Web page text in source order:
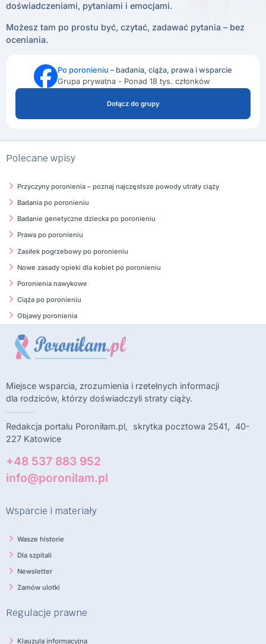
doświadczeniami, pytaniami i emocjami.
Możesz tam po prostu być, czytać, zadawać pytania – bez
oceniania.
Po poronieniu – badania, ciąża, prawa i wsparcie
Grupa prywatna - Ponad 18 tys. członków
Dołącz do grupy
Miejsce wsparcia, zrozumienia i rzetelnych informacji
dla rodziców, którzy doświadczyli straty ciąży.
Redakcja portalu Poroniłam.pl, skrytka pocztowa 2541, 40-
227 Katowice
+48 537 883 952
info@poronilam.pl
Polecane wpisy
Przyczyny poronienia – poznaj najczęstsze powody utraty ciąży
Badania po poronieniu
Badanie genetyczne dziecka po poronieniu
Prawa po poronieniu
Zasiłek pogrzebowy po poronieniu
Nowe zasady opieki dla kobiet po poronieniu
Poronienia nawykowe
Ciąża po poronieniu
Objawy poronienia
Wsparcie i materiały
Wasze historie
Dla szpitali
Newsletter
Zamów ulotki
Regulacje prawne
Klauzula informacyjna